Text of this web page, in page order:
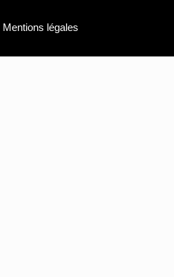
Mentions légales